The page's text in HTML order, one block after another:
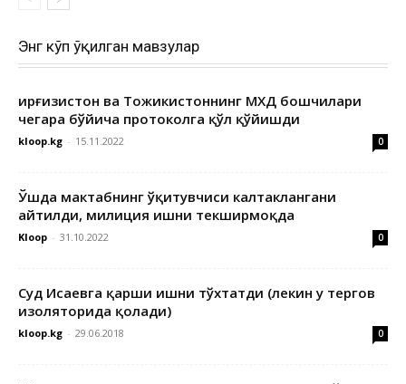
Энг кўп ўқилган мавзулар
Қирғизистон ва Тожикистоннинг МХДҚ бошчилари
чегара бўйича протоколга қўл қўйишди
kloop.kg - 15.11.2022 0
Ўшда мактабнинг ўқитувчиси калтаклангани
айтилди, милиция ишни текширмоқда
Kloop - 31.10.2022 0
Суд Исаевга қарши ишни тўхтатди (лекин у тергов
изоляторида қолади)
kloop.kg - 29.06.2018 0